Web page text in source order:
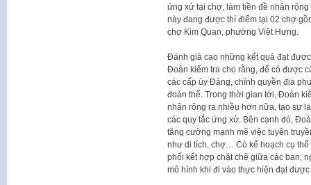
ứng xử tại chợ, làm tiền đề nhân
này đang được thí điểm tại 02 chợ
chợ Kim Quan, phường Việt Hưng.
Đánh giá cao những kết quả đạt
Đoàn kiểm tra cho rằng, để có được
các cấp ủy Đảng, chính quyền địa
đoàn thể. Trong thời gian tới, Đoàn
nhân rộng ra nhiều hơn nữa, tạo sự
các quy tắc ứng xử. Bên cạnh đó,
tăng cường mạnh mẽ việc tuyên
như di tích, chợ… Có kế hoạch cụ
phối kết hợp chặt chẽ giữa các ban,
mô hình khi đi vào thực hiện đạt